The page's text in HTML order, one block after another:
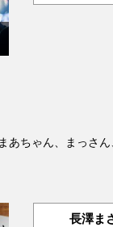
あちゃん、まっさん
長澤ま